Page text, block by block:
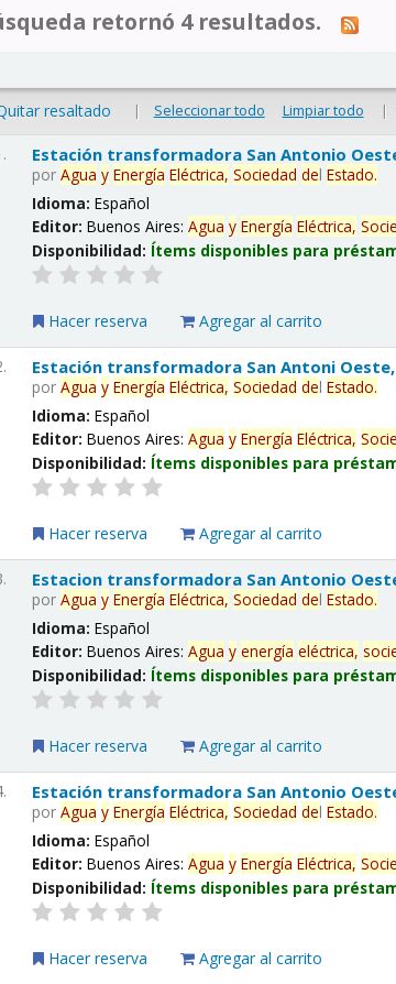
retornó 4 resultados.
resaltado | Seleccionar todo Limpiar todo |
Estación transformadora San Antonio
porAgua y Energía Eléctrica, Sociedad delEstado.
Idioma:Español
Editor:Buenos Aires:Agua y Energía Eléctrica,
Disponibilidad: Ítems disponibles para
Hacer reserva Agregar al carrito
Estación transformadora San Antoni
porAgua y Energía Eléctrica, Sociedad delEstado.
Idioma:Español
Editor:Buenos Aires:Agua y Energía Eléctrica,
Disponibilidad: Ítems disponibles para
Hacer reserva Agregar al carrito
Estacion transformadora San Antonio
porAgua y Energía Eléctrica, Sociedad delEstado.
Idioma:Español
Editor:Buenos Aires:Agua y energía eléctrica,
Disponibilidad: Ítems disponibles para
Hacer reserva Agregar al carrito
Estación transformadora San Antonio
porAgua y Energía Eléctrica, Sociedad delEstado.
Idioma:Español
Editor:Buenos Aires:Agua y Energía Eléctrica,
Disponibilidad: Ítems disponibles para
Hacer reserva Agregar al carrito